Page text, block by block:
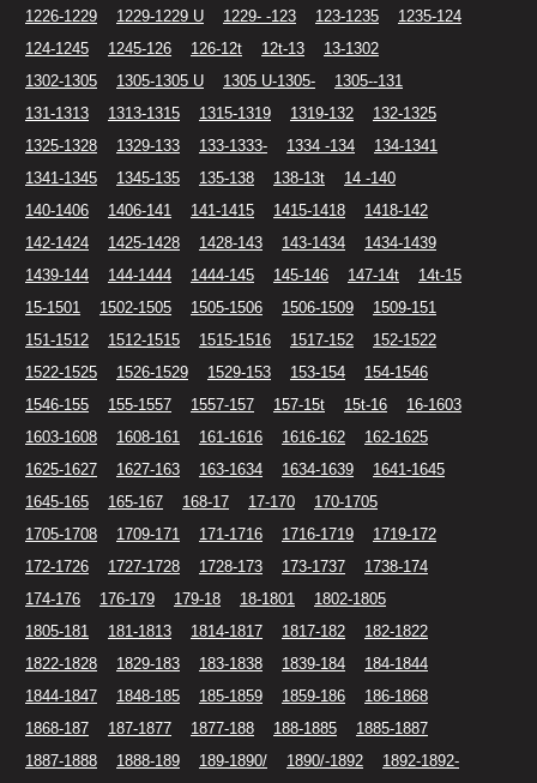
1226-1229
1229-1229 U 1229- -123 123-1235
1235-124
124-1245
1245-126 126-12t 12t-13
13-1302
1302-1305
1305-1305 U 1305 U-1305-
1305--131
131-1313
1313-1315 1315-1319 1319-132
132-1325
1325-1328
1329-133 133-1333- 1334 -134
134-1341
1341-1345
1345-135 135-138 138-13t
14 -140
140-1406
1406-141 141-1415 1415-1418
1418-142
142-1424
1425-1428 1428-143 143-1434
1434-1439
1439-144
144-1444 1444-145 145-146 147-14t
14t-15
15-1501
1502-1505 1505-1506 1506-1509
1509-151
151-1512
1512-1515 1515-1516 1517-152
152-1522
1522-1525
1526-1529 1529-153 153-154
154-1546
1546-155
155-1557 1557-157 157-15t 15t-16
16-1603
1603-1608
1608-161 161-1616 1616-162
162-1625
1625-1627
1627-163 163-1634 1634-1639
1641-1645
1645-165
165-167 168-17 17-170
170-1705
1705-1708
1709-171 171-1716 1716-1719
1719-172
172-1726
1727-1728 1728-173 173-1737
1738-174
174-176
176-179 179-18 18-1801
1802-1805
1805-181
181-1813 1814-1817 1817-182
182-1822
1822-1828
1829-183 183-1838 1839-184
184-1844
1844-1847
1848-185 185-1859 1859-186
186-1868
1868-187
187-1877 1877-188 188-1885
1885-1887
1887-1888
1888-189 189-1890/ 1890/-1892
1892-1892-